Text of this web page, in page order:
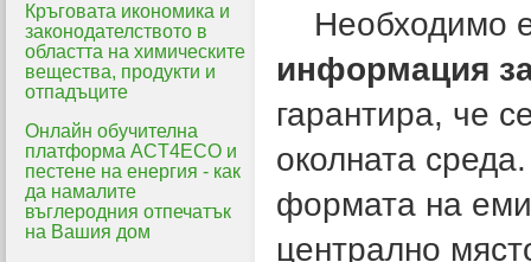
Кръговата икономика и
законодателството в
областта на химическите
вещества, продукти и
отпадъците
Онлайн обучителна
платформа ACT4ECO и
пестене на енергия - как
да намалите
въглеродния отпечатък
на Вашия дом
Необходимо
информация
гарантира, че
околната
формата на
централно